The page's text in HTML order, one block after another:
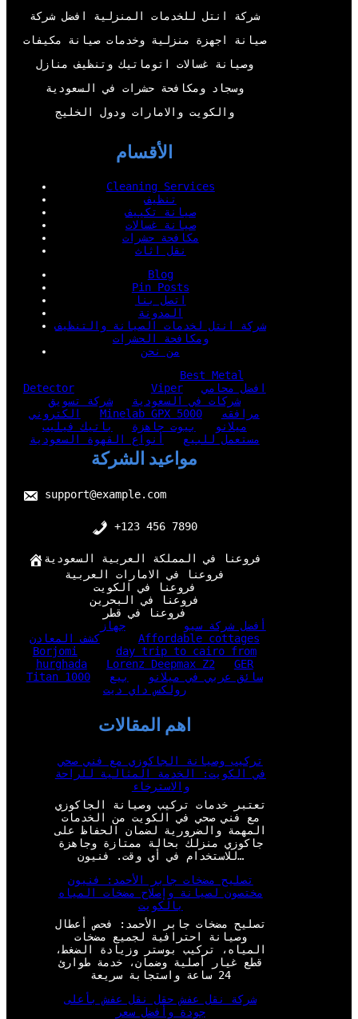
r e o
k
I
n
شركة انتل للخدمات المنزلية افضل شركة
صيانة اجهزة منزلية وخدمات صيانة مكيفات
وصيانة غسالات اتوماتيك وتنظيف منازل
وسجاد ومكافحة حشرات في السعودية
والكويت والامارات ودول الخليج
الأقسام
Cleaning Services
تنظيف
صيانة تكييف
صيانة غسالات
مكافحة حشرات
نقل اثاث
Blog
Pin Posts
اتصل بنا
المدونة
شركة انتل لخدمات الصيانة والتنظيف
ومكافحة الحشرات
من نحن
Best Metal
Detector
Viper
افضل محامي
شركات في السعودية
شركة تسويق
الكتروني
Minelab GPX 5000
مرافقه
ميلانو
بيوت جاهزة
باتيك فيليب
مستعمل للبيع
أنواع القهوة السعودية
مواعيد الشركة
support@example.com
+123 456 7890
فروعنا في المملكة العربية السعودية
فروعنا في الامارات العربية
فروعنا في الكويت
فروعنا في البحرين
فروعنا في قطر
أفضل شركة سيو
جهاز
كشف المعادن
Affordable cottages
Borjomi
day trip to cairo from
hurghada
Lorenz Deepmax Z2
GER
Titan 1000
سائق عربي في ميلانو
بيع
رولكس داي ديت
اهم المقالات
تركيب وصيانة الجاكوزي مع فني صحي
في الكويت: الخدمة المثالية للراحة
والاسترخاء
تعتبر خدمات تركيب وصيانة الجاكوزي
مع فني صحي في الكويت من الخدمات
المهمة والضرورية لضمان الحفاظ على
جاكوزي منزلك بحالة ممتازة وجاهزة
للاستخدام في أي وقت. فنيون…
تصليح مضخات جابر الأحمد: فنيون
مختصون لصيانة وإصلاح مضخات المياه
بالكويت
تصليح مضخات جابر الأحمد: فحص أعطال
وصيانة احترافية لجميع مضخات
المياه، تركيب بوستر وزيادة الضغط،
قطع غيار أصلية وضمان، خدمة طوارئ
24 ساعة واستجابة سريعة
شركة نقل عفش حقل نقل عفش بأعلى
جودة وأفضل سعر